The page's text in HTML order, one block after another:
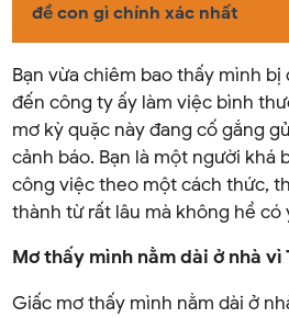
đề con gì chính xác nhất
Bạn vừa chiêm bao thấy mình
đến công ty ấy làm việc bình
mơ kỳ quặc này đang cố gắng
cảnh báo. Bạn là một người khá
công việc theo một cách thức,
thành từ rất lâu mà không hề có
Mơ thấy mình nằm dài ở nhà vì
Giấc mơ thấy mình nằm dài ở